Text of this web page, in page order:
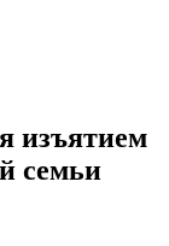
изъятием
семьи